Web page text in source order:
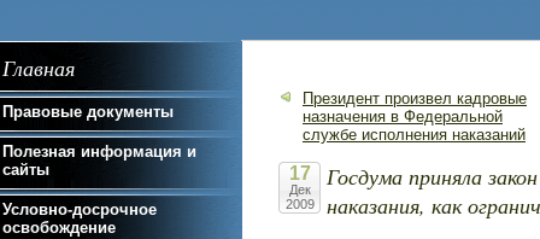
Президент произвел кадровые
назначения в Федеральной
службе исполнения наказаний
17
Дек
2009
Госдума приняла
наказания, как
Главная
Правовые документы
Полезная информация и
сайты
Условно-досрочное
освобождение